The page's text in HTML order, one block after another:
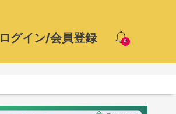
0
ログイン/会員登録